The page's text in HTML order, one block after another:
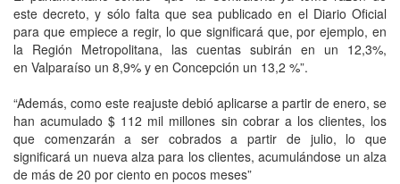
este decreto, y sólo falta que sea publicado en el Diario Oficial
para que empiece a regir, lo que significará que, por ejemplo, en
la Región Metropolitana, las cuentas subirán en un 12,3%,
en Valparaíso un 8,9% y en Concepción un 13,2 %”.
“Además, como este reajuste debió aplicarse a partir de enero, se
han acumulado $ 112 mil millones sin cobrar a los clientes, los
que comenzarán a ser cobrados a partir de julio, lo que
significará un nueva alza para los clientes, acumulándose un alza
de más de 20 por ciento en pocos meses”